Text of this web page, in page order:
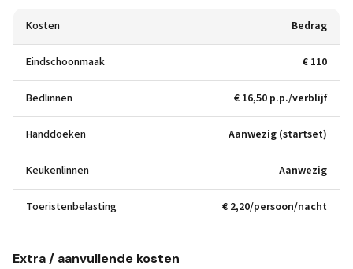
Kosten Bedrag
Eindschoonmaak € 110
Bedlinnen € 16,50 p.p./verblijf
Handdoeken Aanwezig (startset)
Keukenlinnen Aanwezig
Toeristenbelasting € 2,20/persoon/nacht
Extra / aanvullende kosten